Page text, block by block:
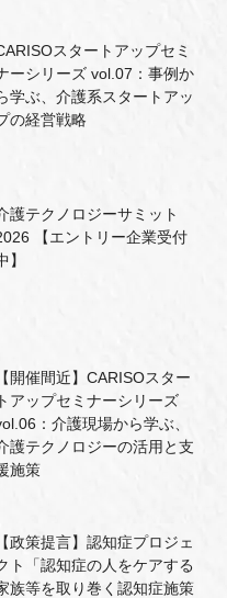
スタートアップセミ
ーシリーズ vol.07：事例か
学ぶ、介護系スタートアッ
の経営戦略
護テクノロジーサミット
【エントリー企業受付
】
【開催間近】CARISOスター
トアップセミナーシリーズ
：介護現場から学ぶ、
護テクノロジーの活用と支
施策
【政策提言】認知症プロジェ
ト「認知症の人をケアする
族等を取り巻く認知症施策